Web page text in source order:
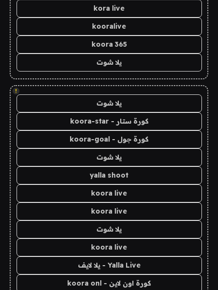
kora live
kooralive
koora 365
يلا شوت
!
يلا شوت
كورة ستار - koora-star
كورة جول - koora-goal
يلا شوت
yalla shoot
koora live
koora live
يلا شوت
koora live
Yalla Live - يلا لايف
كورة اون لاين - koora onl